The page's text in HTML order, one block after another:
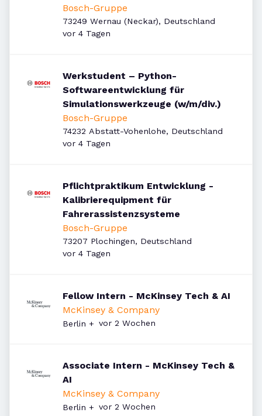
Bosch-Gruppe
73249 Wernau (Neckar), Deutschland
Veröffentlicht
vor 4 Tagen
Werkstudent – Python-
Softwareentwicklung für
Simulationswerkzeuge (w/m/div.)
Bosch-Gruppe
74232 Abstatt-Vohenlohe, Deutschland
Veröffentlicht
vor 4 Tagen
Pflichtpraktikum Entwicklung -
Kalibrierequipment für
Fahrerassistenzsysteme
Bosch-Gruppe
73207 Plochingen, Deutschland
Veröffentlicht
vor 4 Tagen
Fellow Intern - McKinsey Tech & AI
McKinsey & Company
Berlin + Veröffentlicht:
vor 2 Wochen
Associate Intern - McKinsey Tech &
AI
McKinsey & Company
Berlin + Veröffentlicht:
vor 2 Wochen